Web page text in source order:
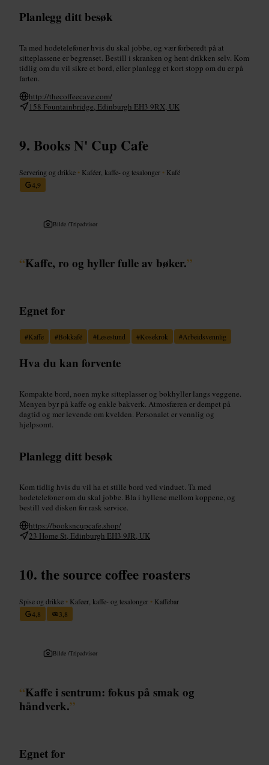
Planlegg ditt besøk
Ta med hodetelefoner hvis du skal jobbe, og vær forberedt på at
sitteplassene er begrenset. Bestill i skranken og hent drikken selv. Kom
tidlig om du vil sikre et bord, eller planlegg et kort stopp om du er på
farten.
http://thecoffeecave.com/
158 Fountainbridge, Edinburgh EH3 9RX, UK
Books N' Cup Cafe
Servering og drikke • Kaféer, kaffe- og tesalonger • Kafé
4,9
Bilde /Tripadvisor
“Kaffe, ro og hyller fulle av bøker.”
Egnet for
#Kaffe #Bokkafé #Lesestund #Kosekrok #Arbeidsvennlig
Hva du kan forvente
Kompakte bord, noen myke sitteplasser og bokhyller langs veggene.
Menyen byr på kaffe og enkle bakverk. Atmosfæren er dempet på
dagtid og mer levende om kvelden. Personalet er vennlig og
hjelpsomt.
Planlegg ditt besøk
Kom tidlig hvis du vil ha et stille bord ved vinduet. Ta med
hodetelefoner om du skal jobbe. Bla i hyllene mellom koppene, og
bestill ved disken for rask service.
https://booksncupcafe.shop/
23 Home St, Edinburgh EH3 9JR, UK
the source coffee roasters
Spise og drikke • Kafeer, kaffe- og tesalonger • Kaffebar
4,8
3,8
Bilde /Tripadvisor
“Kaffe i sentrum: fokus på smak og
håndverk.”
Egnet for